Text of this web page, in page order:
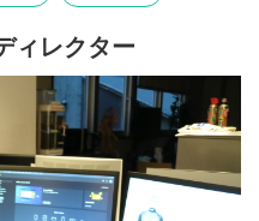
ている地域資源を掘り起こ
ていきます。
推進する」
ィングなど、
ます。
ィレクター